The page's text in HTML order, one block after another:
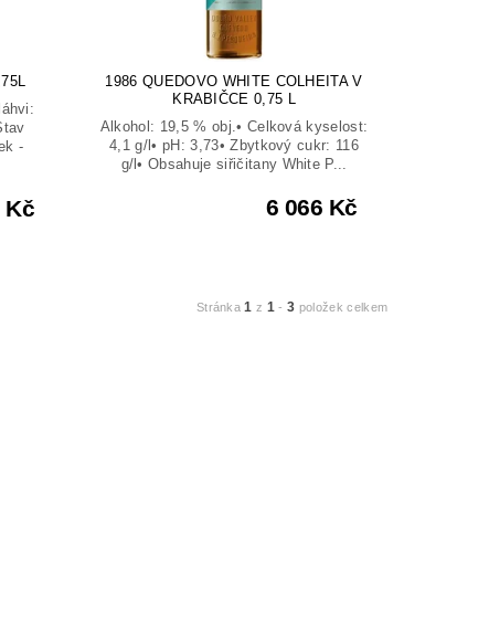
-
Kč
1986 QUEDOVO WHITE COLHEITA V
KRABIČCE 0,75 L
Alkohol: 19,5 % obj.• Celková kyselost:
4,1 g/l• pH: 3,73• Zbytkový cukr: 116
g/l• Obsahuje siřičitany White P...
6 066 Kč
Stránka1 z 1 -3 položek celkem